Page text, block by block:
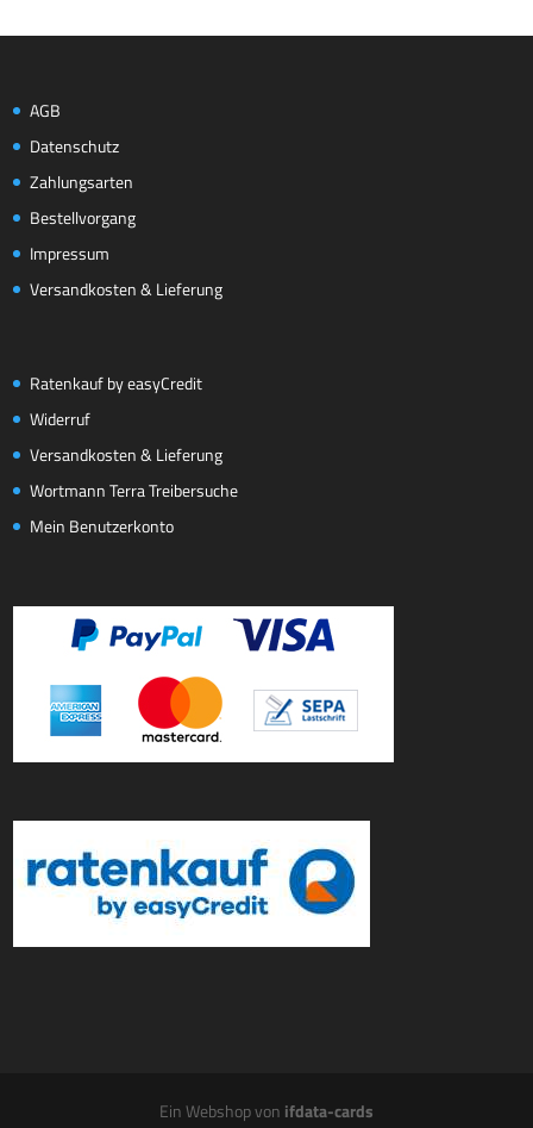
AGB
Datenschutz
Zahlungsarten
Bestellvorgang
Impressum
Versandkosten & Lieferung
Ratenkauf by easyCredit
Widerruf
Versandkosten & Lieferung
Wortmann Terra Treibersuche
Mein Benutzerkonto
Ein Webshop von ifdata-cards